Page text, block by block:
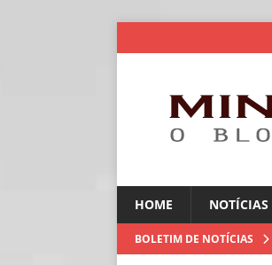
HOME NOTÍCIAS
BOLETIM DE NOTÍCIAS